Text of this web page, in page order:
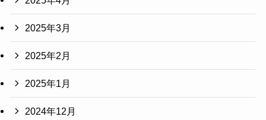
2025年3月
2025年2月
2025年1月
2024年12月